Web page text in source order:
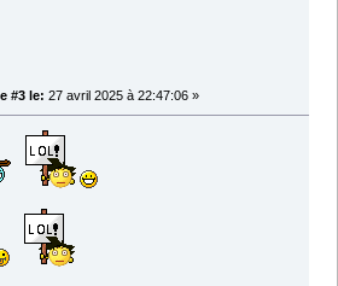
#3 le: 27 avril 2025 à 22:47:06 »